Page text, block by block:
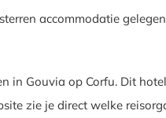
accommodatie
in Gouvia op Corfu. Dit
zie je direct welke